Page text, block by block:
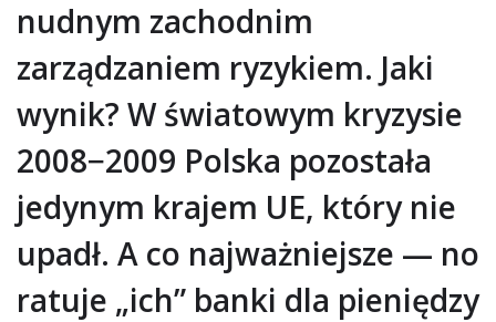
nudnym zachodnim
zarządzaniem ryzykiem. Jaki
wynik? W światowym kryzysie
2008−2009 Polska pozostała
jedynym krajem UE, który nie
upadł. A co najważniejsze — no
ratuje „ich” banki dla pieniędzy